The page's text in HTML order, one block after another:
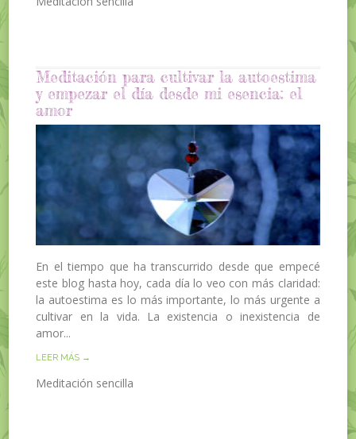
Meditación para cultivar la autoestima
y empezar el día desde mi esencia: el
amor
En el tiempo que ha transcurrido desde que empecé
este blog hasta hoy, cada día lo veo con más claridad:
la autoestima es lo más importante, lo más urgente a
cultivar en la vida. La existencia o inexistencia de
amor...
LEER MÁS →
Meditación sencilla